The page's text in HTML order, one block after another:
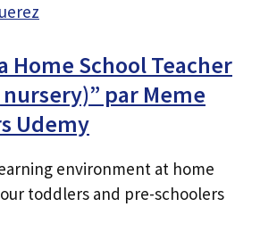
Home School Teacher
par Meme
Udemy
environment at home
toddlers and pre-schoolers